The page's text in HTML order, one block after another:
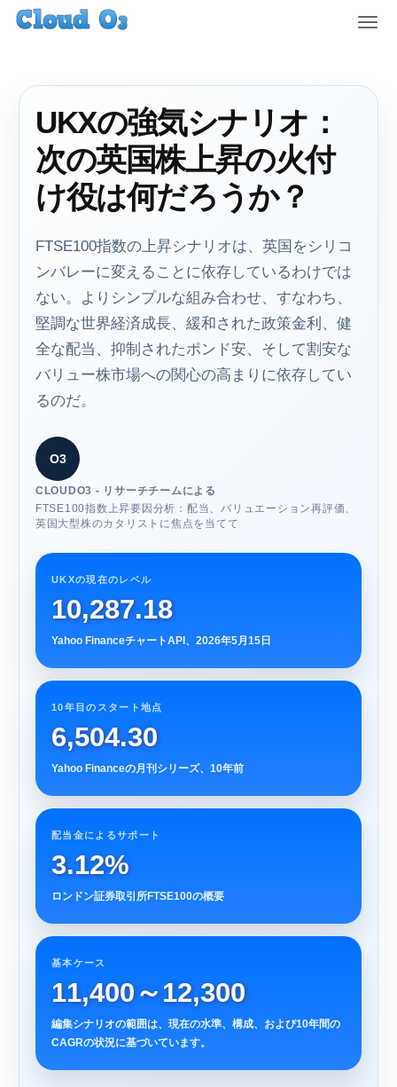
T
UKXの強気シナリオ：
次の英国株上昇の火付
け役は何だろうか？
FTSE100指数の上昇シナリオは、英国をシリコ
ンバレーに変えることに依存しているわけでは
ない。よりシンプルな組み合わせ、すなわち、
堅調な世界経済成長、緩和された政策金利、健
全な配当、抑制されたポンド安、そして割安な
バリュー株市場への関心の高まりに依存してい
るのだ。
O3
CLOUDO3 - リサーチチームによる
FTSE100指数上昇要因分析：配当、バリュエーション再評価、
英国大型株のカタリストに焦点を当てて
UKXの現在のレベル
10,287.18
Yahoo FinanceチャートAPI、2026年5月15日
10年目のスタート地点
6,504.30
Yahoo Financeの月刊シリーズ、10年前
配当金によるサポート
3.12%
ロンドン証券取引所FTSE100の概要
基本ケース
11,400～12,300
編集シナリオの範囲は、現在の水準、構成、および10年間の
CAGRの状況に基づいています。